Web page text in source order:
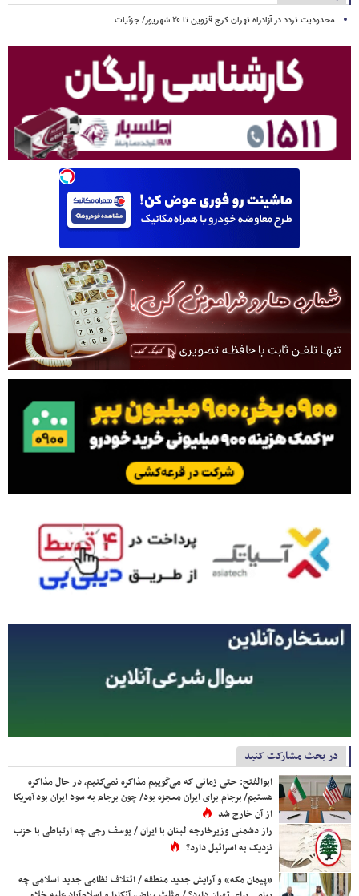
محدودیت تردد در آزادراه تهران کرج قزوین تا ۲۰ شهریور/ جزئیات
در بحث مشارکت کنید
ابوالفتح: حتی زمانی که می‌گوییم مذاکره نمی‌کنیم، در حال مذاکره
هستیم/ برجام برای ایران معجزه بود/ چون برجام به سود ایران بود آمریکا
از آن خارج شد
راز دشمنی وزیرخارجه لبنان با ایران / یوسف رجی چه ارتباطی با حزب
نزدیک به اسرائیل دارد؟
«پیمان مکه» و آرایش جدید منطقه / ائتلاف نظامی جدید اسلامی چه